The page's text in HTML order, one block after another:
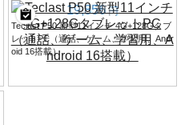
19,856 円
Teclast P50 新型11インチ 4G+128Gタブ
レットPC（通話、ゲーム、学習用、Andr
oid 16搭載）